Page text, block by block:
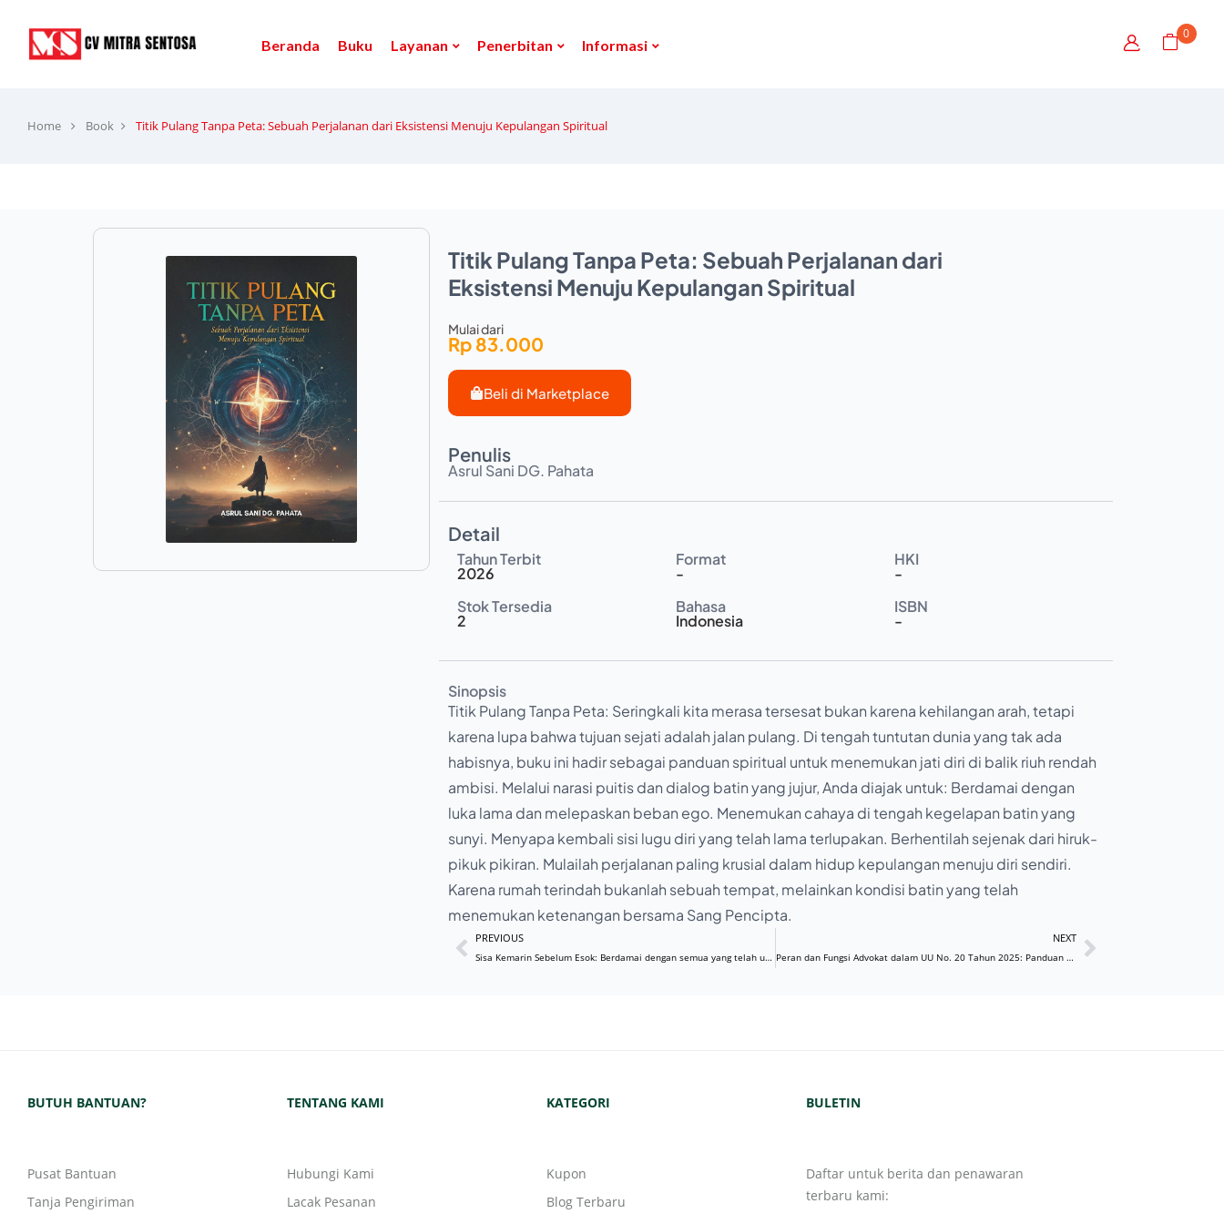
Beranda Buku Layanan Penerbitan Informasi
0
Home Book Titik Pulang Tanpa Peta: Sebuah Perjalanan dari Eksistensi Menuju Kepulangan Spiritual
Titik Pulang Tanpa Peta: Sebuah Perjalanan dari
Eksistensi Menuju Kepulangan Spiritual
Mulai dari
Rp 83.000
Beli di Marketplace
Penulis
Asrul Sani DG. Pahata
Detail
Tahun Terbit
2026
Format
-
HKI
-
Stok Tersedia
2
Bahasa
Indonesia
ISBN
-
Sinopsis
Titik Pulang Tanpa Peta: Seringkali kita merasa tersesat bukan karena kehilangan arah, tetapi
karena lupa bahwa tujuan sejati adalah jalan pulang. Di tengah tuntutan dunia yang tak ada
habisnya, buku ini hadir sebagai panduan spiritual untuk menemukan jati diri di balik riuh rendah
ambisi. Melalui narasi puitis dan dialog batin yang jujur, Anda diajak untuk: Berdamai dengan
luka lama dan melepaskan beban ego. Menemukan cahaya di tengah kegelapan batin yang
sunyi. Menyapa kembali sisi lugu diri yang telah lama terlupakan. Berhentilah sejenak dari hiruk-
pikuk pikiran. Mulailah perjalanan paling krusial dalam hidup kepulangan menuju diri sendiri.
Karena rumah terindah bukanlah sebuah tempat, melainkan kondisi batin yang telah
menemukan ketenangan bersama Sang Pencipta.
PREVIOUS
Sisa Kemarin Sebelum Esok: Berdamai dengan semua yang telah usai
NEXT
Peran dan Fungsi Advokat dalam UU No. 20 Tahun 2025: Panduan Praktis untuk Advokat, Mahasiswa Hukum, dan Penegak Hukum Lainnya
BUTUH BANTUAN?
Pusat Bantuan
Tanja Pengiriman
TENTANG KAMI
Hubungi Kami
Lacak Pesanan
KATEGORI
Kupon
Blog Terbaru
BULETIN
Daftar untuk berita dan penawaran
terbaru kami: